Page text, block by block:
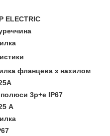
ELECTRIC
фланцева з нахилом
3p+e IP67
А